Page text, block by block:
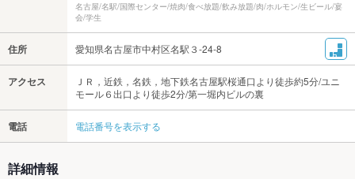
名古屋/名駅/国際センター/焼肉/食べ放題/飲み放題/肉/ホルモン/生ビール/宴
会/学生
住所 愛知県名古屋市中村区名駅３-24-8
アクセス
ＪＲ，近鉄，名鉄，地下鉄名古屋駅桜通口より徒歩約5分/ユニ
モール６出口より徒歩2分/第一堀内ビルの裏
電話 電話番号を表示する
詳細情報